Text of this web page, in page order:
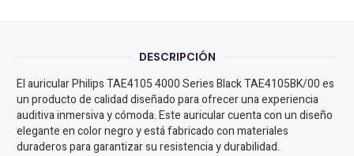
DESCRIPCIÓN
El auricular Philips TAE4105 4000 Series Black TAE4105BK/00 es
un producto de calidad diseñado para ofrecer una experiencia
auditiva inmersiva y cómoda. Este auricular cuenta con un diseño
elegante en color negro y está fabricado con materiales
duraderos para garantizar su resistencia y durabilidad.